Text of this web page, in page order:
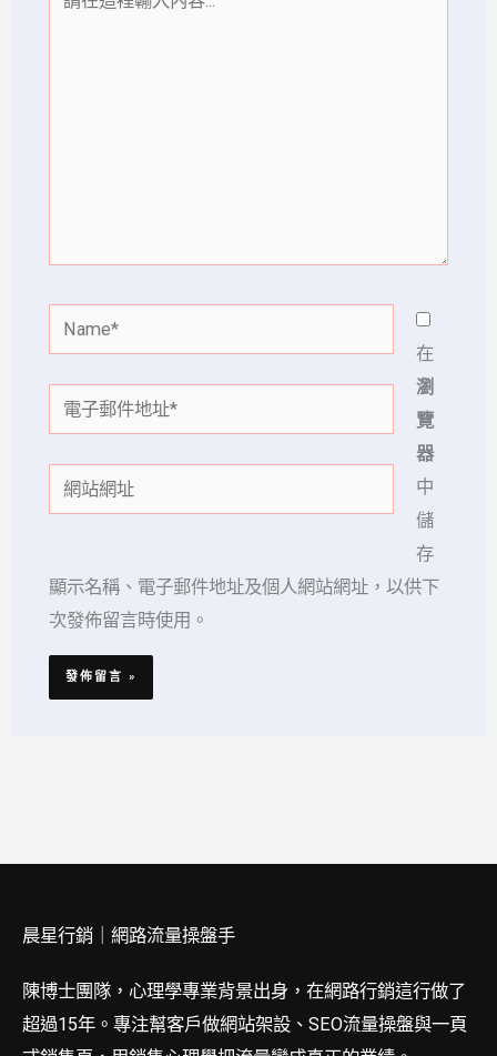
Name*
電
子
郵
件
*
網
站
址
在
瀏
覽
器
中
儲
存
顯示名稱、電子郵件地址及個人網站網址，以供下
次發佈留言時使用。
晨星行銷｜網路流量操盤手
陳博士團隊，心理學專業背景出身，在網路行銷這行做了
超過15年。專注幫客戶做網站架設、SEO流量操盤與一頁